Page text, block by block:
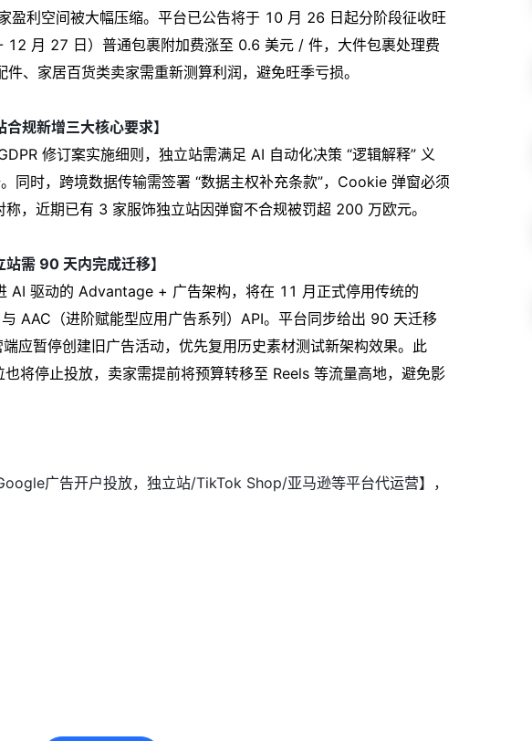
盈利空间被大幅压缩。平台已公告将于 10 月 26 日起分阶段征收旺
月 27 日）普通包裹附加费涨至 0.6 美元 / 件，大件包裹处理费
、家居百货类卖家需重新测算利润，避免旺季亏损。
规新增三大核心要求】
修订案实施细则，独立站需满足 AI 自动化决策 “逻辑解释” 义
同时，跨境数据传输需签署 “数据主权补充条款”，Cookie 弹窗必须
，近期已有 3 家服饰独立站因弹窗不合规被罚超 200 万欧元。
需 90 天内完成迁移】
AI 驱动的 Advantage + 广告架构，将在 11 月正式停用传统的
AAC（进阶赋能型应用广告系列）API。平台同步给出 90 天迁移
应暂停创建旧广告活动，优先复用历史素材测试新架构效果。此
将停止投放，卖家需提前将预算转移至 Reels 等流量高地，避免影
广告开户投放，独立站/TikTok Shop/亚马逊等平台代运营】，